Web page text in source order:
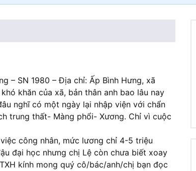
– SN 1980 – Địa chỉ: Ấp Bình Hưng, xã
khăn của xã, bản thân anh bao lâu nay
nghĩ có một ngày lại nhập viện với chẩn
trung thất- Màng phổi- Xương. Chỉ vì cuộc
công nhân, mức lương chỉ 4-5 triệu
đại học nhưng chị Lệ còn chưa biết xoay
kính mong quý cô/bác/anh/chị bạn đọc